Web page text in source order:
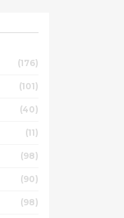
(176)
(101)
(40)
(11)
(98)
(90)
(98)